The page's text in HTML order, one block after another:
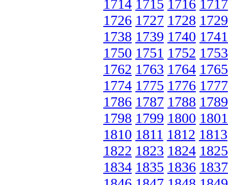
1714 1715 1716 1717
1726 1727 1728 1729
1738 1739 1740 1741
1750 1751 1752 1753
1762 1763 1764 1765
1774 1775 1776 1777
1786 1787 1788 1789
1798 1799 1800 1801
1810 1811 1812 1813
1822 1823 1824 1825
1834 1835 1836 1837